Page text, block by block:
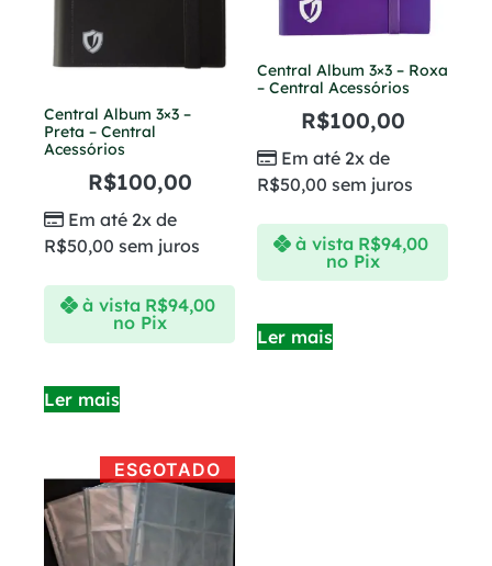
Central Album 3×3 –
Preta – Central
Acessórios
R$100,00
Em até 2x de
R$50,00 sem juros
à vista R$94,00
no Pix
Ler mais
Central Album 3×3 – Roxa
– Central Acessórios
R$100,00
Em até 2x de
R$50,00 sem juros
à vista R$94,00
no Pix
Ler mais
ESGOTADO